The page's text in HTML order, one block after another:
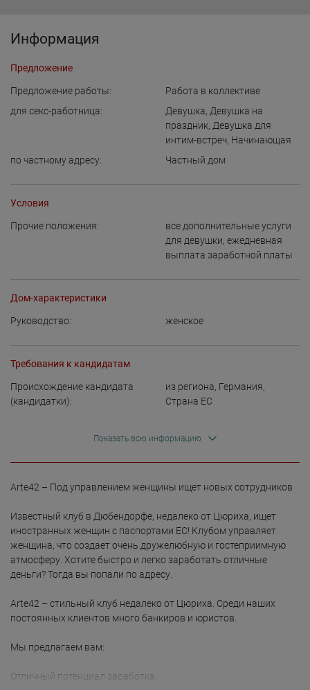
Информация
Предложение
Предложение работы:
Работа в коллективе
для cекс-работница:
Девушка, Девушка на
праздник, Девушка для
интим-встреч, Начинающая
по частному адресу:
Частный дом
Условия
Прочие положения:
все дополнительные услуги
для девушки, ежедневная
выплата заработной платы
Дом-характеристики
Руководство: женское
Требования к кандидатам
Происхождение кандидата
(кандидатки):
из региона, Германия,
Страна ЕС
Показать всю информацию
Arte42 – Под управлением женщины ищет новых сотрудников
Известный клуб в Дюбендорфе, недалеко от Цюриха, ищет
иностранных женщин с паспортами ЕС! Клубом управляет
женщина, что создает очень дружелюбную и гостеприимную
атмосферу. Хотите быстро и легко заработать отличные
деньги? Тогда вы попали по адресу.
Arte42 – стильный клуб недалеко от Цюриха. Среди наших
постоянных клиентов много банкиров и юристов.
Мы предлагаем вам:
Отличный потенциал заработка